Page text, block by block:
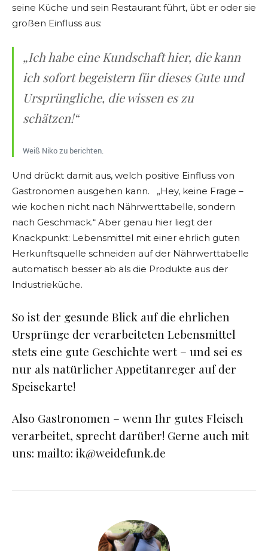
seine Küche und sein Restaurant führt, übt er oder sie
großen Einfluss aus:
„Ich habe eine Kundschaft hier, die kann
ich sofort begeistern für dieses Gute und
Ursprüngliche, die wissen es zu
schätzen!“
Weiß Niko zu berichten.
Und drückt damit aus, welch positive Einfluss von
Gastronomen ausgehen kann. „Hey, keine Frage –
wie kochen nicht nach Nährwerttabelle, sondern
nach Geschmack.“ Aber genau hier liegt der
Knackpunkt: Lebensmittel mit einer ehrlich guten
Herkunftsquelle schneiden auf der Nährwerttabelle
automatisch besser ab als die Produkte aus der
Industrieküche.
So ist der gesunde Blick auf die ehrlichen
Ursprünge der verarbeiteten Lebensmittel
stets eine gute Geschichte wert – und sei es
nur als natürlicher Appetitanreger auf der
Speisekarte!
Also Gastronomen – wenn Ihr gutes Fleisch
verarbeitet, sprecht darüber! Gerne auch mit
uns: mailto: ik@weidefunk.de